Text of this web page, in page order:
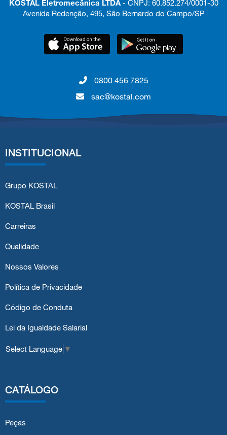
KOSTAL Eletromecânica LTDA- CNPJ: 60.852.274/0001-30
Avenida Redenção, 495, São Bernardo do Campo/SP
0800 456 7825
sac@kostal.com
INSTITUCIONAL
Grupo KOSTAL
KOSTAL Brasil
Carreiras
Qualidade
Nossos Valores
Política de Privacidade
Código de Conduta
Lei da Igualdade Salarial
Select Language ▼
CATÁLOGO
Peças